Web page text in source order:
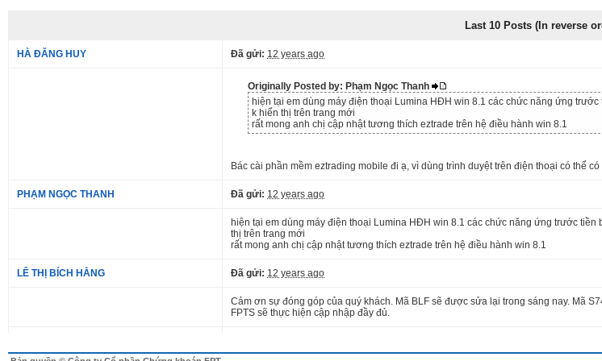
Last 10 Posts (In reverse
HÀ ĐĂNG HUY Đã gửi: 12 years ago
Originally Posted by: Phạm Ngọc Thanh
hiện tại em dùng máy điện thoại Lumina HĐH win 8.1 các chức năng ứng
k hiển thị trên trang mới
rất mong anh chị cập nhật tương thích eztrade trên hệ điều hành win 8.1
Bác cài phần mềm eztrading mobile đi ạ, vì dùng trình duyệt trên điện thoại có thể
PHẠM NGỌC THANH Đã gửi: 12 years ago
hiện tại em dùng máy điện thoại Lumina HĐH win 8.1 các chức năng ứng trước
thị trên trang mới
rất mong anh chị cập nhật tương thích eztrade trên hệ điều hành win 8.1
LÊ THỊ BÍCH HẰNG Đã gửi: 12 years ago
Cảm ơn sự đóng góp của quý khách. Mã BLF sẽ được sửa lại trong sáng nay. Mã
FPTS sẽ thực hiện cập nhập đầy đủ.